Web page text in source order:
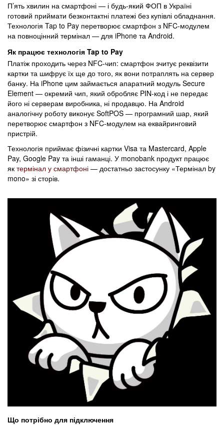
П’ять хвилин на смартфоні — і будь-який ФОП в Україні
готовий приймати безконтактні платежі без купівлі обладнання.
Технологія Tap to Pay перетворює смартфон з NFC-модулем
на повноцінний термінал — для iPhone та Android.
Як працює технологія Tap to Pay
Платіж проходить через NFC-чип: смартфон зчитує реквізити
картки та шифрує їх ще до того, як вони потраплять на сервер
банку. На iPhone цим займається апаратний модуль Secure
Element — окремий чип, який обробляє PIN-код і не передає
його ні серверам виробника, ні продавцю. На Android
аналогічну роботу виконує SoftPOS — програмний шар, який
перетворює смартфон з NFC-модулем на еквайринговий
пристрій.
Технологія приймає фізичні картки Visa та Mastercard, Apple
Pay, Google Pay та інші гаманці. У monobank продукт працює
як термінал у смартфоні — достатньо застосунку «Термінал by
mono» зі сторів.
Що потрібно для підключення